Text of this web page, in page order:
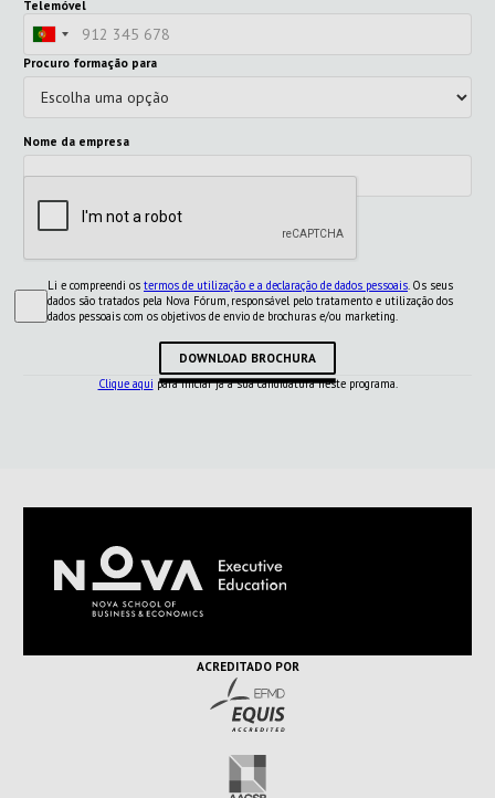
Telemóvel
Procuro formação para
Nome da empresa
Li e compreendi os termos de utilização e a declaração de dados pessoais. Os seus
dados são tratados pela Nova Fórum, responsável pelo tratamento e utilização dos
dados pessoais com os objetivos de envio de brochuras e/ou marketing.
DOWNLOAD BROCHURA
Clique aqui para iniciar já a sua candidatura neste programa.
ACREDITADO POR